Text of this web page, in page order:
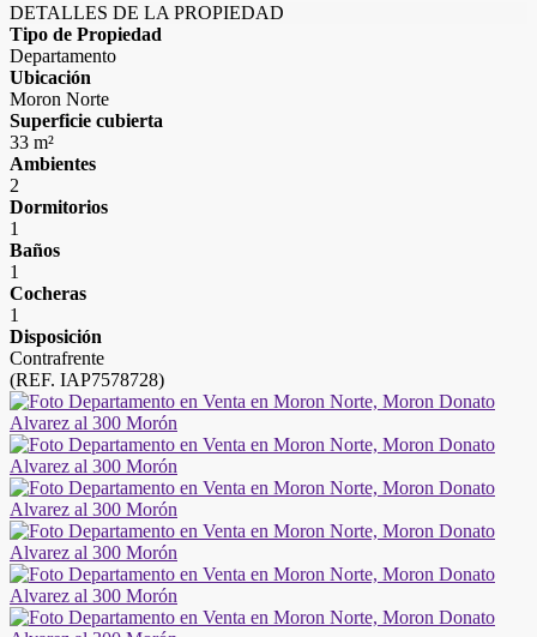
DETALLES DE LA PROPIEDAD
Tipo de Propiedad
Departamento
Ubicación
Moron Norte
Superficie cubierta
33 m²
Ambientes
2
Dormitorios
1
Baños
1
Cocheras
1
Disposición
Contrafrente
(REF. IAP7578728)